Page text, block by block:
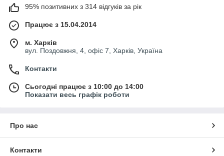
95% позитивних з 314 відгуків за рік
Працює з 15.04.2014
м. Харків
вул. Поздовжня, 4, офіс 7, Харків, Україна
Контакти
Сьогодні працює з 10:00 до 14:00
Показати весь графік роботи
Про нас
Контакти